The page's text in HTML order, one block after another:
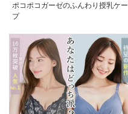
ポコポコガーゼのふんわり授乳ケー
プ